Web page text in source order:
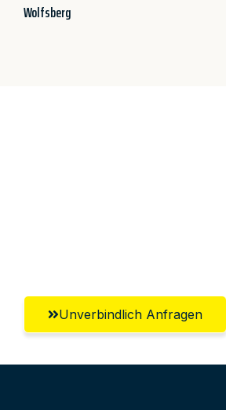
Wolfsberg
Unverbindlich Anfragen